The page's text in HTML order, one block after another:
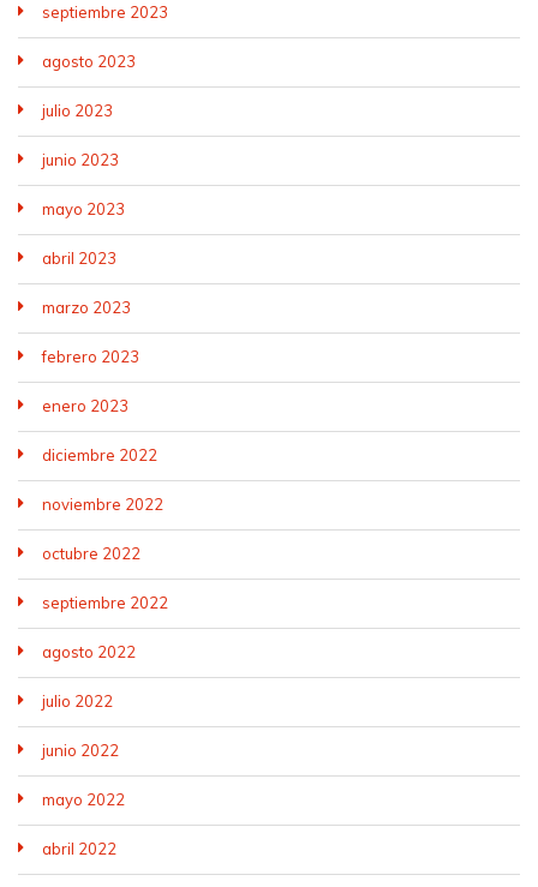
septiembre 2023
agosto 2023
julio 2023
junio 2023
mayo 2023
abril 2023
marzo 2023
febrero 2023
enero 2023
diciembre 2022
noviembre 2022
octubre 2022
septiembre 2022
agosto 2022
julio 2022
junio 2022
mayo 2022
abril 2022